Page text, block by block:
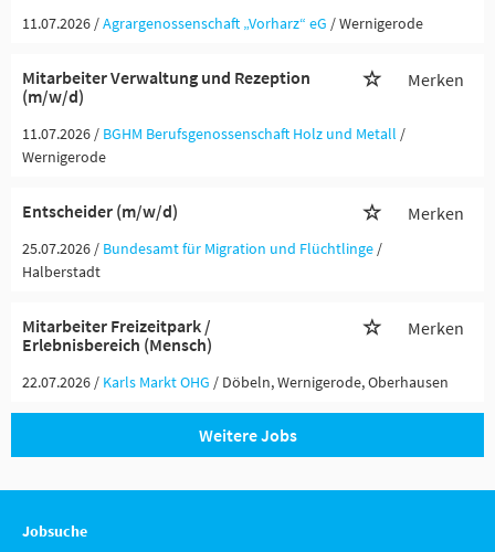
11.07.2026 /Agrargenossenschaft „Vorharz“ eG / Wernigerode
Mitarbeiter Verwaltung und Rezeption
(m/w/d)
Merken
11.07.2026 / BGHM Berufsgenossenschaft Holz und Metall /
Wernigerode
Entscheider (m/w/d) Merken
25.07.2026 / Bundesamt für Migration und Flüchtlinge /
Halberstadt
Mitarbeiter Freizeitpark /
Erlebnisbereich (Mensch)
Merken
22.07.2026 / Karls Markt OHG / Döbeln, Wernigerode, Oberhausen
Weitere Jobs
Jobsuche